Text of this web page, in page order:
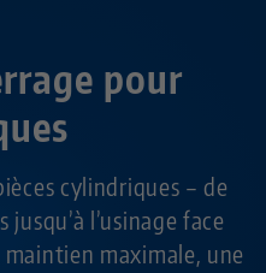
pour
cylindriques – de
jusqu’à l’usinage face
maximale, une